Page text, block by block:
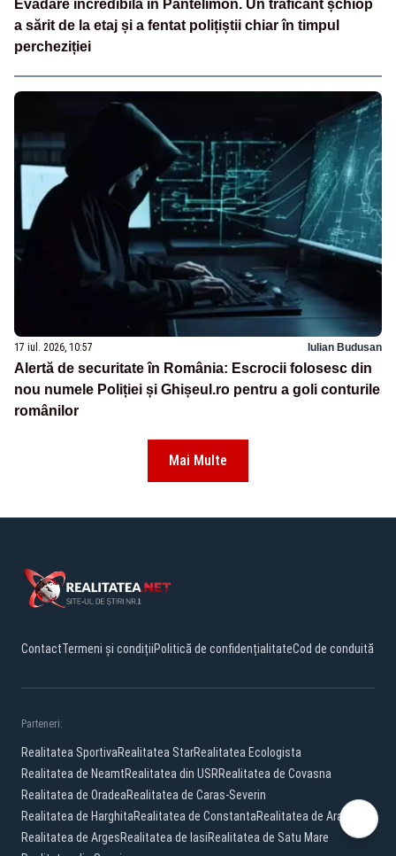
Evadare incredibilă în Pantelimon. Un traficant șchiop
a sărit de la etaj și a fentat polițiștii chiar în timpul
percheziției
17 iul. 2026, 10:57 Iulian Budusan
Alertă de securitate în România: Escrocii folosesc din
nou numele Poliției și Ghișeul.ro pentru a goli conturile
românilor
Mai Multe
ContactTermeni și condițiiPolitică de confidențialitateCod de conduită
Parteneri:
Realitatea SportivaRealitatea StarRealitatea Ecologista
Realitatea de NeamtRealitatea din USRRealitatea de Covasna
Realitatea de OradeaRealitatea de Caras-Severin
Realitatea de HarghitaRealitatea de ConstantaRealitatea de Arad
Realitatea de ArgesRealitatea de IasiRealitatea de Satu Mare